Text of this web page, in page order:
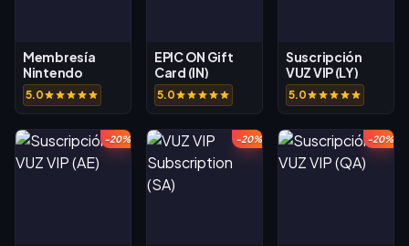
Membresía
Nintendo
Switch Online
(NO)
5.0
EPIC ON Gift
Card (IN)
5.0
Suscripción
VUZ VIP (LY)
5.0
-20% -20% -20%